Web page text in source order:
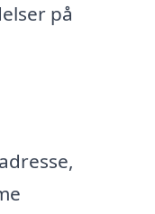
på